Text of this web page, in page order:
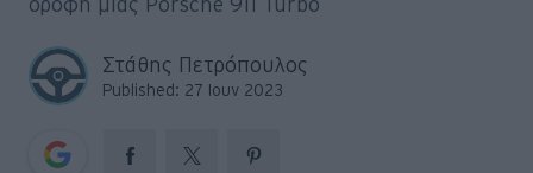
Στάθης Πετρόπουλος
Published: 27 Ιουν 2023
Retro
Moto
Gaming